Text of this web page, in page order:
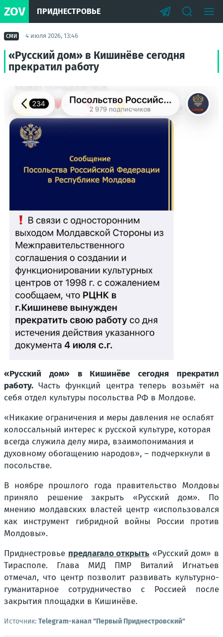
ZOV ПРИДНЕСТРОВЬЕ
СМИ 4 июля 2026, 13:46
«Русский дом» в Кишинёве сегодня
прекратил работу
«Русский дом» в Кишинёве сегодня прекратил
работу. Часть функций центра теперь возьмёт на
себя отдел культуры посольства РФ в Молдове.
«Никакие ограничения и меры давления не ослабят
колоссальный интерес к русской культуре, которая
всегда служила делу мира, взаимопонимания и
духовному обогащению народов», – подчеркнули в
посольстве.
В ноябре прошлого года правительство Молдовы
приняло решение закрыть «Русский дом». По
мнению молдавских властей центр «использовался
как инструмент гибридной войны России против
Молдовы».
Приднестровье предлагало открыть «Русский дом» в
Тирасполе. Глава МИД ПМР Виталий Игнатьев
отмечал, что центр позволит развивать культурно-
гуманитарное сотрудничество с Россией после
закрытия площадки в Кишинёве.
Источник: Telegram-канал "Первый Приднестровский"